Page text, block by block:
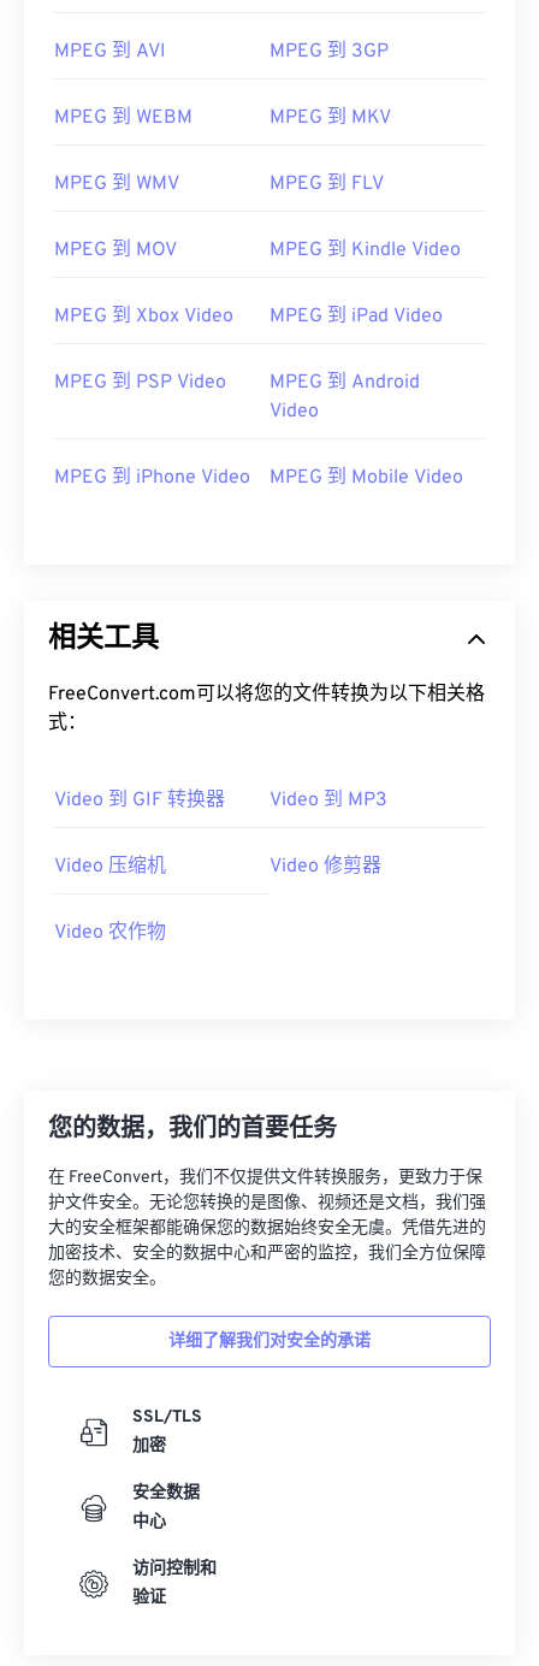
有用的链接：
MPEG 到 AVI MPEG 到 3GP
MPEG 到 WEBM MPEG 到 MKV
MPEG 到 WMV MPEG 到 FLV
MPEG 到 MOV MPEG 到 Kindle Video
MPEG 到 Xbox Video MPEG 到 iPad Video
MPEG 到 PSP Video
MPEG 到 Android
Video
MPEG 到 iPhone Video MPEG 到 Mobile Video
相关工具
FreeConvert.com可以将您的文件转换为以下相关格
式：
Video 到 GIF 转换器 Video 到 MP3
Video 压缩机 Video 修剪器
Video 农作物
您的数据，我们的首要任务
在 FreeConvert，我们不仅提供文件转换服务，更致力于保
护文件安全。无论您转换的是图像、视频还是文档，我们强
大的安全框架都能确保您的数据始终安全无虞。凭借先进的
加密技术、安全的数据中心和严密的监控，我们全方位保障
您的数据安全。
详细了解我们对安全的承诺
SSL/TLS
加密
安全数据
中心
访问控制和
验证